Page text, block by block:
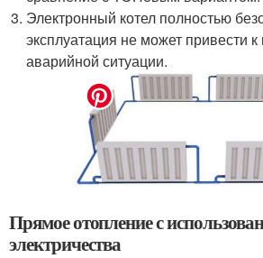
Электронный котел полностью
эксплуатация не может привести
аварийной ситуации.
Прямое отопление с
электричества